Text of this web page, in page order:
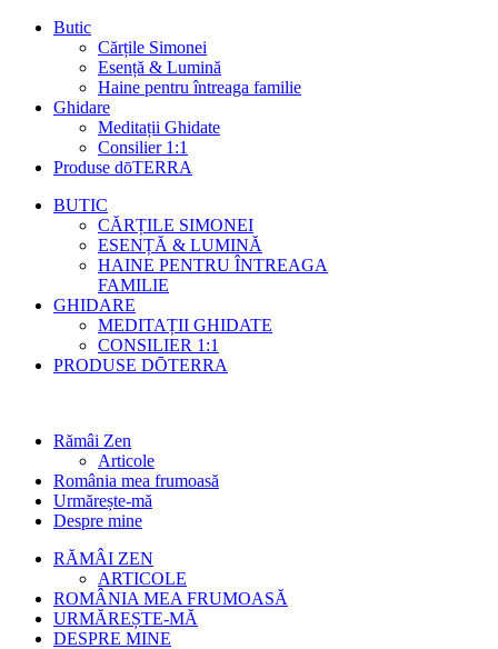
Butic
Cărțile Simonei
Esență & Lumină
Haine pentru întreaga familie
Ghidare
Meditații Ghidate
Consilier 1:1
Produse dōTERRA
BUTIC
CĂRȚILE SIMONEI
ESENȚĂ & LUMINĂ
HAINE PENTRU ÎNTREAGA
FAMILIE
GHIDARE
MEDITAȚII GHIDATE
CONSILIER 1:1
PRODUSE DŌTERRA
Rămâi Zen
Articole
România mea frumoasă
Urmărește-mă
Despre mine
RĂMÂI ZEN
ARTICOLE
ROMÂNIA MEA FRUMOASĂ
URMĂREȘTE-MĂ
DESPRE MINE